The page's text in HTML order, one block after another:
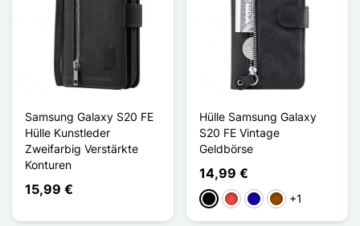
Samsung Galaxy S20 FE
Hülle Kunstleder
Zweifarbig Verstärkte
Konturen
15,99 €
Hülle Samsung Galaxy
S20 FE Vintage
Geldbörse
14,99 €
Schwarz
Rot Dunkelblau
Braun
+1